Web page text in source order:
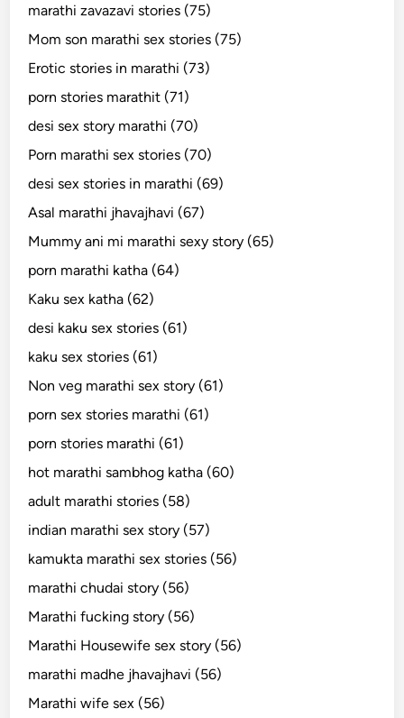
marathi zavazavi stories (75)
Mom son marathi sex stories (75)
Erotic stories in marathi (73)
porn stories marathit (71)
desi sex story marathi (70)
Porn marathi sex stories (70)
desi sex stories in marathi (69)
Asal marathi jhavajhavi (67)
Mummy ani mi marathi sexy story (65)
porn marathi katha (64)
Kaku sex katha (62)
desi kaku sex stories (61)
kaku sex stories (61)
Non veg marathi sex story (61)
porn sex stories marathi (61)
porn stories marathi (61)
hot marathi sambhog katha (60)
adult marathi stories (58)
indian marathi sex story (57)
kamukta marathi sex stories (56)
marathi chudai story (56)
Marathi fucking story (56)
Marathi Housewife sex story (56)
marathi madhe jhavajhavi (56)
Marathi wife sex (56)